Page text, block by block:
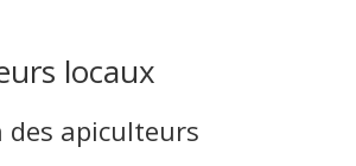
locaux
des apiculteurs